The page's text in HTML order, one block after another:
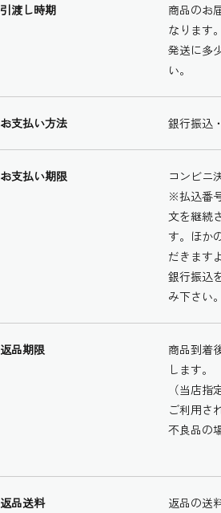
引渡し時期
商品のお
なります
発送に多
い。
お支払い方法 銀行振込
お支払い期限
コンビニ
※払込番
文を継続
す。ほか
だきます
銀行振込
み下さい。
返品期限
商品到着
します。
（当店
ご利用さ
不良品の
返品送料
返品の送